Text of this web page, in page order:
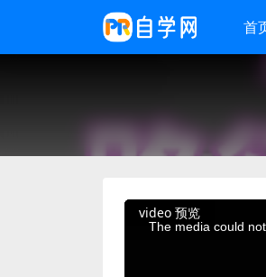
首
video 预览
This
The media could